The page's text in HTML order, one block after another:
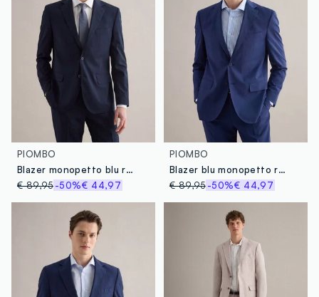
PIOMBO
Blazer monopetto blu regular fit
€ 89,95-50%€ 44,97
PIOMBO
Blazer blu monopetto regular fit
€ 89,95 -50%€ 44,97